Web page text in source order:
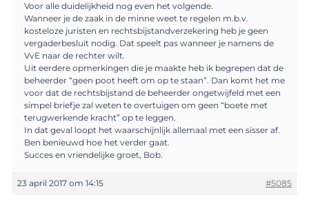
Voor alle duidelijkheid nog even het volgende.
Wanneer je de zaak in de minne weet te regelen m.b.v.
kosteloze juristen en rechtsbijstandverzekering heb je geen
vergaderbesluit nodig. Dat speelt pas wanneer je namens de
VvE naar de rechter wilt.
Uit eerdere opmerkingen die je maakte heb ik begrepen dat de
beheerder “geen poot heeft om op te staan”. Dan komt het me
voor dat de rechtsbijstand de beheerder ongetwijfeld met een
simpel briefje zal weten te overtuigen om geen “boete met
terugwerkende kracht” op te leggen.
In dat geval loopt het waarschijnlijk allemaal met een sisser af.
Ben benieuwd hoe het verder gaat.
Succes en vriendelijke groet, Bob.
23 april 2017 om 14:15 #5085